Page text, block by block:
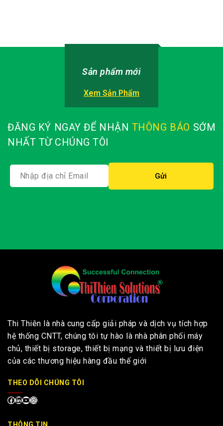
Sản phẩm mới
Xem Sản Phẩm
ĐĂNG KÝ NGAY ĐỂ NHẬN THÔNG BÁO SỚM
NHẤT TỪ CHÚNG TÔI
Thi Thiên là nhà cung cấp giải pháp và dịch vụ tích hợp
hệ thống CNTT, chúng tôi tự hào là nhà phân phối máy
chủ, thiết bị storage, thiết bị mạng và thiết bị lưu điện
của các thương hiệu hàng đầu thế giới
THEO DÕI CHÚNG TÔI
THÔNG TIN